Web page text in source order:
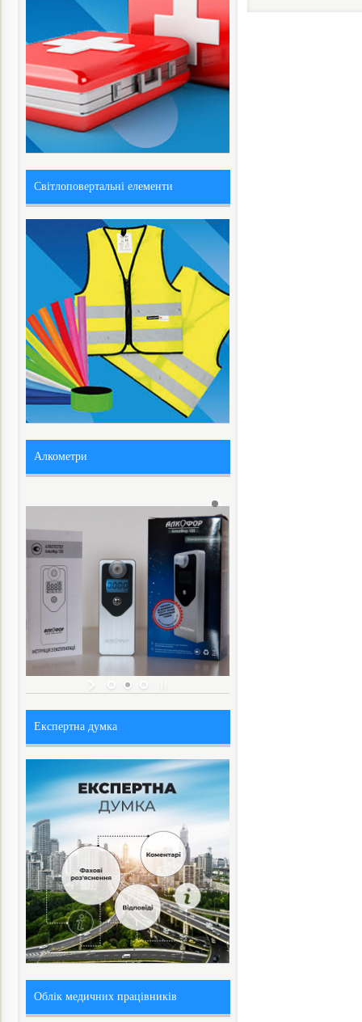
Світлоповертальні елементи
Алкометри
Експертна думка
Облік медичних працівників